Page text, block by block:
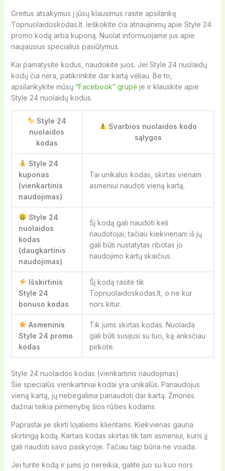
Greitus atsakymus į jūsų klausimus rasite apsilankę
Topnuolaidoskodas.lt. Ieškokite čia atnaujinimų apie Style 24
promo kodą arba kuponą. Nuolat informuojame jus apie
naujausius specialius pasiūlymus.
Kai pamatysite kodus, naudokite juos. Jei Style 24 nuolaidų
kodų čia nėra, patikrinkite dar kartą vėliau. Be to,
apsilankykite mūsų “Facebook” grupėje ir klauskite apie
Style 24 nuolaidų kodus.
Style 24
nuolaidos
kodas
Svarbios nuolaidos kodo
sąlygos
Style 24
kuponas
(vienkartinis
naudojimas)
Tai unikalus kodas, skirtas vienam
asmeniui naudoti vieną kartą.
Style 24
nuolaidos
kodas
(daugkartinis
naudojimas)
Šį kodą gali naudoti keli
naudotojai, tačiau kiekvienam iš jų
gali būti nustatytas ribotas jo
naudojimo kartų skaičius.
Išskirtinis
Style 24
bonuso kodas
Šį kodą rasite tik
Topnuolaidoskodas.lt, o ne kur
nors kitur.
Asmeninis
Style 24 promo
kodas
Tik jums skirtas kodas. Nuolaida
gali būti susijusi su tuo, ką anksčiau
pirkote.
Style 24 nuolaidos kodas (vienkartinis naudojimas)
Šie specialūs vienkartiniai kodai yra unikalūs. Panaudojus
vieną kartą, jų nebegalima panaudoti dar kartą. Žmonės
dažnai teikia pirmenybę šios rūšies kodams.
Paprastai jie skirti lojaliems klientams. Kiekvienas gauna
skirtingą kodą. Kartais kodas skirtas tik tam asmeniui, kuris jį
gali naudoti savo paskyroje. Tačiau taip būna ne visada.
Jei turite kodą ir jums jo nereikia, galite juo su kuo nors